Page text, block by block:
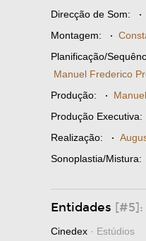
Direcção de Som: ·
Montagem: ·
Planificação/
Manuel Frederico
Produção: ·
Produção Executiva:
Realização: ·
Sonoplastia/Mistura:
Entidades [#5]:
Cinedex · Estúdios